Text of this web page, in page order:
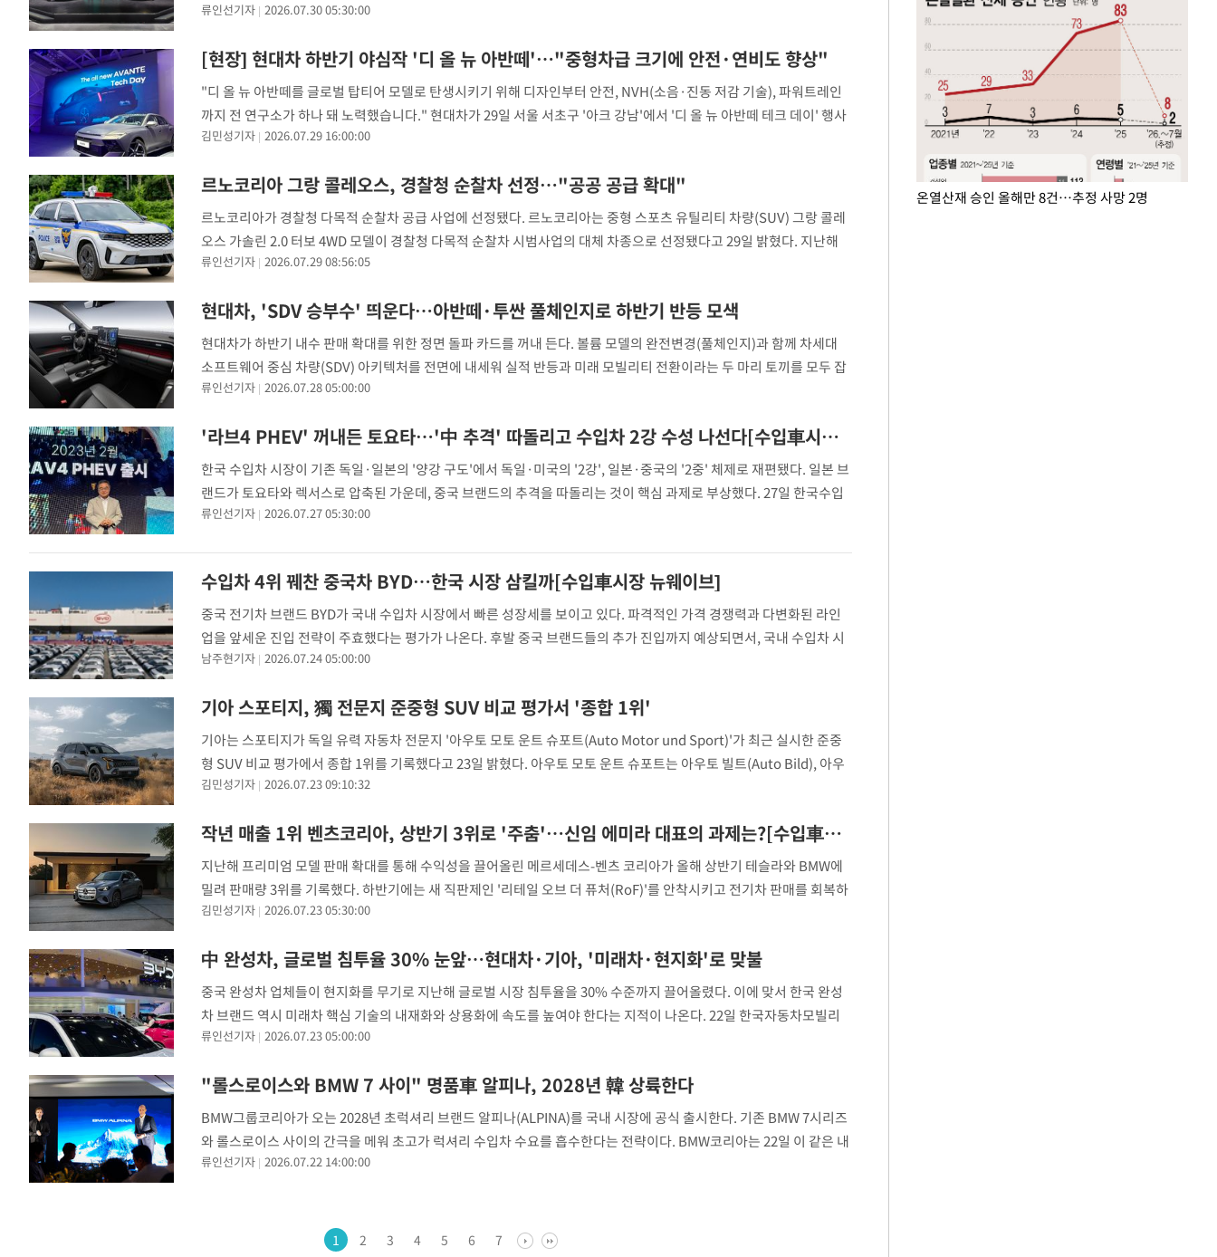
(KAIDA)에 따르면 포르쉐의 올해 상반기 국내 판매량은 4322대로 전년 동기 대비 25% 감소했다. 같은 기간 전체 수입
류인선기자 2026.07.30 05:30:00
[현장] 현대차 하반기 야심작 '디 올 뉴 아반떼'…"중형차급 크기에 안전·연비도 향상"
"디 올 뉴 아반떼를 글로벌 탑티어 모델로 탄생시키기 위해 디자인부터 안전, NVH(소음·진동 저감 기술), 파워트레인
까지 전 연구소가 하나 돼 노력했습니다." 현대차가 29일 서울 서초구 '아크 강남'에서 '디 올 뉴 아반떼 테크 데이' 행사
를 열었다. 이날 행사에서는 실제 아반떼 개발에 참여한 연구원들이 새로운 아반떼의 핵심 기술과 개발 배경을 공개했
김민성기자 2026.07.29 16:00:00
르노코리아 그랑 콜레오스, 경찰청 순찰차 선정…"공공 공급 확대"
르노코리아가 경찰청 다목적 순찰차 공급 사업에 선정됐다. 르노코리아는 중형 스포츠 유틸리티 차량(SUV) 그랑 콜레
오스 가솔린 2.0 터보 4WD 모델이 경찰청 다목적 순찰차 시범사업의 대체 차종으로 선정됐다고 29일 밝혔다. 지난해
그랑 콜레오스 총 50대를 공급한 데 이어 , 올해는 60대를 납품할 예정이다. 이번 공급은 경찰청이 추진하는 다목적 순
류인선기자 2026.07.29 08:56:05
현대차, 'SDV 승부수' 띄운다…아반떼·투싼 풀체인지로 하반기 반등 모색
현대차가 하반기 내수 판매 확대를 위한 정면 돌파 카드를 꺼내 든다. 볼륨 모델의 완전변경(풀체인지)과 함께 차세대
소프트웨어 중심 차량(SDV) 아키텍처를 전면에 내세워 실적 반등과 미래 모빌리티 전환이라는 두 마리 토끼를 모두 잡
겠다는 전략이다. 27일 업계에 따르면 주력 판매 모델인 아반떼(2만8668대)와 투싼(2만482대)의 올해 상반기 국내 판
류인선기자 2026.07.28 05:00:00
'라브4 PHEV' 꺼내든 토요타…'中 추격' 따돌리고 수입차 2강 수성 나선다[수입車시장 뉴웨이브]
한국 수입차 시장이 기존 독일·일본의 '양강 구도'에서 독일·미국의 '2강', 일본·중국의 '2중' 체제로 재편됐다. 일본 브
랜드가 토요타와 렉서스로 압축된 가운데, 중국 브랜드의 추격을 따돌리는 것이 핵심 과제로 부상했다. 27일 한국수입
자동차협회(KAIDA)에 따르면 올해 상반기 렉서스는 7819대, 토요타는 5187대를 판매해 전년 동기 대비 각각 3%,
류인선기자 2026.07.27 05:30:00
수입차 4위 꿰찬 중국차 BYD…한국 시장 삼킬까[수입車시장 뉴웨이브]
중국 전기차 브랜드 BYD가 국내 수입차 시장에서 빠른 성장세를 보이고 있다. 파격적인 가격 경쟁력과 다변화된 라인
업을 앞세운 진입 전략이 주효했다는 평가가 나온다. 후발 중국 브랜드들의 추가 진입까지 예상되면서, 국내 수입차 시
장 판도에 미칠 영향에 업계의 이목이 집중된다. 24일 한국수입자동차협회(KAIDA)에 따르면 BYD는 론칭 첫해였던 지
남주현기자 2026.07.24 05:00:00
기아 스포티지, 獨 전문지 준중형 SUV 비교 평가서 '종합 1위'
기아는 스포티지가 독일 유력 자동차 전문지 '아우토 모토 운트 슈포트(Auto Motor und Sport)'가 최근 실시한 준중
형 SUV 비교 평가에서 종합 1위를 기록했다고 23일 밝혔다. 아우토 모토 운트 슈포트는 아우토 빌트(Auto Bild), 아우
토 자이퉁(Auto Zeitung)과 함께 독일 3대 자동차 전문지로 꼽힌다. 이번 비교 평가는 기아 '스포티지', 마쓰다 'CX-5',
김민성기자 2026.07.23 09:10:32
작년 매출 1위 벤츠코리아, 상반기 3위로 '주춤'…신임 에미라 대표의 과제는?[수입車시장 뉴웨이브]
지난해 프리미엄 모델 판매 확대를 통해 수익성을 끌어올린 메르세데스-벤츠 코리아가 올해 상반기 테슬라와 BMW에
밀려 판매량 3위를 기록했다. 하반기에는 새 직판제인 '리테일 오브 더 퓨처(RoF)'를 안착시키고 전기차 판매를 회복하
는 일이 쉬린 에미라 신임 대표의 핵심 과제가 될 전망이다. 23일 한국수입차산업협회(KAIDA)에 따르면 벤츠 코리아는
김민성기자 2026.07.23 05:30:00
中 완성차, 글로벌 침투율 30% 눈앞…현대차·기아, '미래차·현지화'로 맞불
중국 완성차 업체들이 현지화를 무기로 지난해 글로벌 시장 침투율을 30% 수준까지 끌어올렸다. 이에 맞서 한국 완성
차 브랜드 역시 미래차 핵심 기술의 내재화와 상용화에 속도를 높여야 한다는 지적이 나온다. 22일 한국자동차모빌리
티산업협회(KAMA)에 따르면 지난해 중국 브랜드의 글로벌 시장 침투율은 29.9%로 집계됐다. 지난 2020년 18%에 그
류인선기자 2026.07.23 05:00:00
"롤스로이스와 BMW 7 사이" 명품車 알피나, 2028년 韓 상륙한다
BMW그룹코리아가 오는 2028년 초럭셔리 브랜드 알피나(ALPINA)를 국내 시장에 공식 출시한다. 기존 BMW 7시리즈
와 롤스로이스 사이의 간극을 메워 초고가 럭셔리 수입차 수요를 흡수한다는 전략이다. BMW코리아는 22일 이 같은 내
용의 알피나 브랜드 출시 계획을 발표했다. 이를 위해 내년 초 오프라인 플랫폼을 통한 브랜드 커뮤니케이션을 시작하
류인선기자 2026.07.22 14:00:00
1 2 3 4 5 6 7
온열산재 승인 올해만 8건…추정 사망 2명